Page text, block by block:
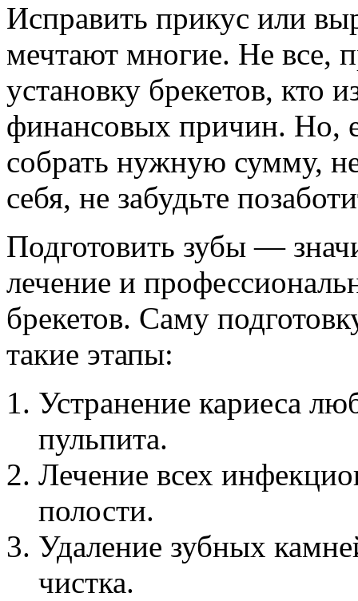
Исправить прикус или
мечтают многие. Не все,
установку брекетов, кто
финансовых причин. Но,
собрать нужную сумму,
себя, не забудьте
Подготовить зубы —
лечение и
брекетов. Саму
такие этапы:
Устранение кариеса
пульпита.
Лечение всех
полости.
Удаление зубных
чистка.